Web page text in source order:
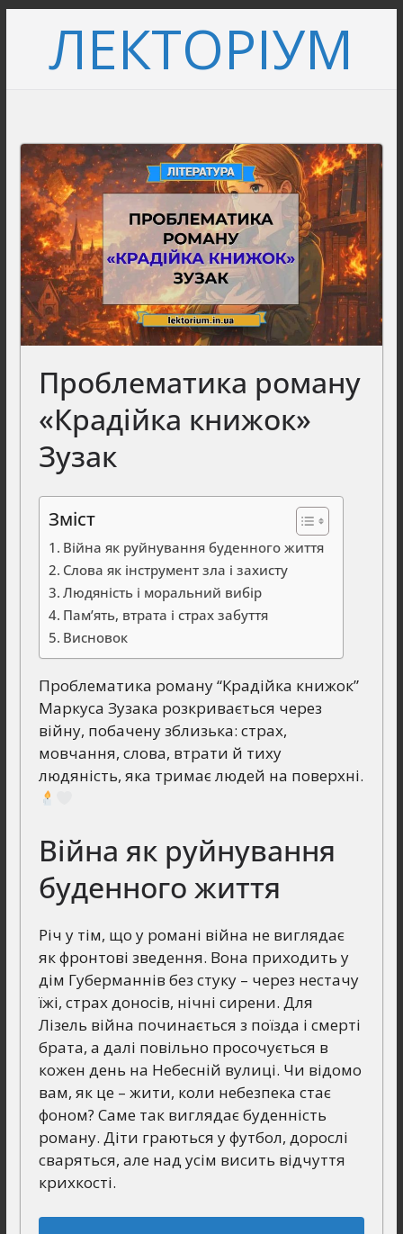
вмістуЛЕКТОРІУМ
Проблематика роману
«Крадійка книжок»
Зузак
Зміст
Війна як руйнування буденного життя
Слова як інструмент зла і захисту
Людяність і моральний вибір
Пам’ять, втрата і страх забуття
Висновок
Проблематика роману “Крадійка книжок”
Маркуса Зузака розкривається через
війну, побачену зблизька: страх,
мовчання, слова, втрати й тиху
людяність, яка тримає людей на поверхні.
Війна як руйнування
буденного життя
Річ у тім, що у романі війна не виглядає
як фронтові зведення. Вона приходить у
дім Губерманнів без стуку – через нестачу
їжі, страх доносів, нічні сирени. Для
Лізель війна починається з поїзда і смерті
брата, а далі повільно просочується в
кожен день на Небесній вулиці. Чи відомо
вам, як це – жити, коли небезпека стає
фоном? Саме так виглядає буденність
роману. Діти граються у футбол, дорослі
сваряться, але над усім висить відчуття
крихкості.